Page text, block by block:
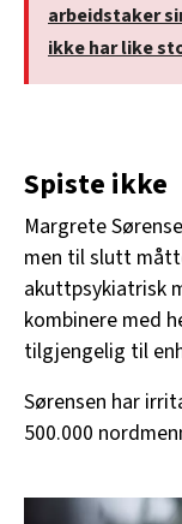
arbeidstaker
ikke har like
Spiste ikke
Margrete
men til slutt
akuttpsykiatrisk
kombinere med
tilgjengelig til
Sørensen har
500.000